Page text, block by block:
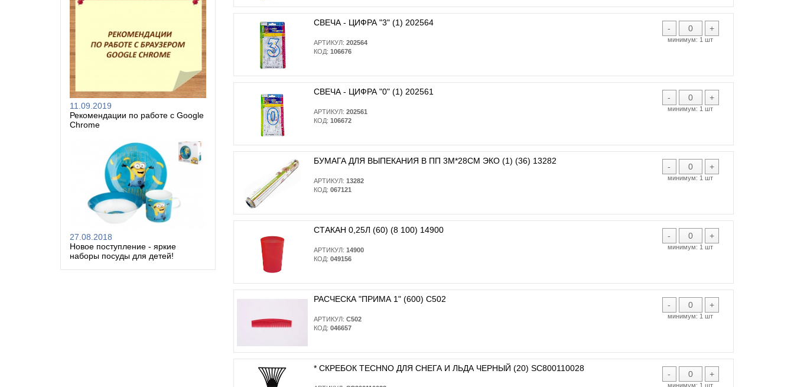
11.09.2019
Рекомендации по работе с Google
Chrome
27.08.2018
Новое поступление - яркие
наборы посуды для детей!
- +
минимум: 1 шт
СВЕЧА - ЦИФРА "3" (1) 202564
АРТИКУЛ: 202564
КОД: 106676
- +
минимум: 1 шт
СВЕЧА - ЦИФРА "0" (1) 202561
АРТИКУЛ: 202561
КОД: 106672
- +
минимум: 1 шт
БУМАГА ДЛЯ ВЫПЕКАНИЯ В ПП 3М*28СМ ЭКО (1) (36) 13282
АРТИКУЛ: 13282
КОД: 067121
- +
минимум: 1 шт
СТАКАН 0,25Л (60) (8 100) 14900
АРТИКУЛ: 14900
КОД: 049156
- +
минимум: 1 шт
РАСЧЕСКА "ПРИМА 1" (600) С502
АРТИКУЛ: С502
КОД: 046657
- +
минимум: 1 шт
* CКРЕБОК TECHNO ДЛЯ СНЕГА И ЛЬДА ЧЕРНЫЙ (20) SC800110028